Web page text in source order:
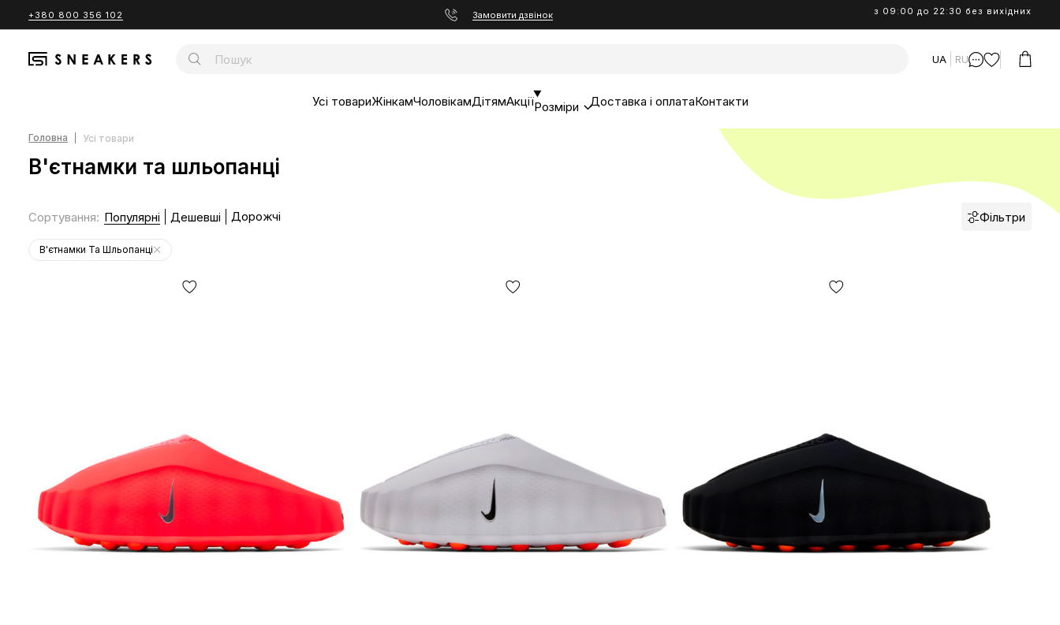
+380 800 356 102 Замовити дзвінок з 09:00 до 22:30 без вихідних
UA RU
Усі товариЖінкамЧоловікамДітямАкціїРозміри Доставка і оплатаКонтакти
Головна Усі товари
В'єтнамки та шльопанці
Сортування: Популярні Дешевші Дорожчі Фільтри
В'єтнамки Та Шльопанці